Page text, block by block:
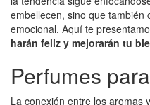
embellecen, sino que también
emocional. Aquí te
harán feliz y mejorarán tu
Perfumes
La conexión entre los aromas